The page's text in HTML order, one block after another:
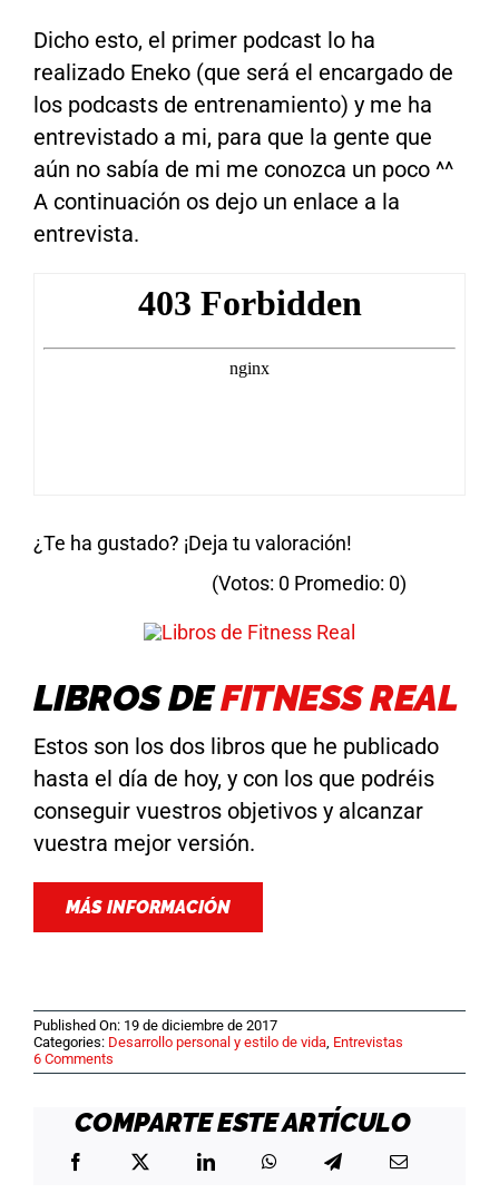
Dicho esto, el primer podcast lo ha
realizado Eneko (que será el encargado de
los podcasts de entrenamiento) y me ha
entrevistado a mi, para que la gente que
aún no sabía de mi me conozca un poco ^^
A continuación os dejo un enlace a la
entrevista.
¿Te ha gustado? ¡Deja tu valoración!
(Votos: 0Promedio: 0)
LIBROS DEFITNESS REAL
Estos son los dos libros que he publicado
hasta el día de hoy, y con los que podréis
conseguir vuestros objetivos y alcanzar
vuestra mejor versión.
MÁS INFORMACIÓN
Published On: 19 de diciembre de 2017
Categories: Desarrollo personal y estilo de vida, Entrevistas
6 Commentson
ENTREVISTA
COMPARTE ESTE ARTÍCULO